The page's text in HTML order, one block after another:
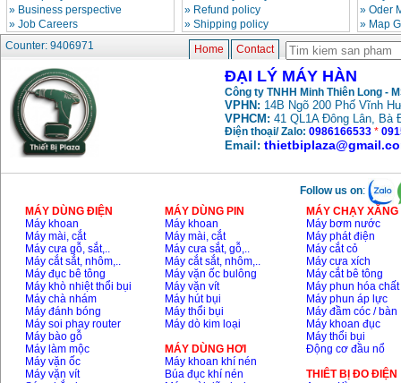
May han que dien tu
Hong ky HK 200Z
Price:2770000VND
Binh khi Co2, chai khi
co2 han Mig
Price:1750000
Price :50500000
May han que dien tu
KenMax ARC 315
Price:3550000VND
May han bam Hong
ky HB4KB (4KVA)
Price
» Business perspective
» Job Careers
» Refund policy
» Shipping policy
» Oder
» Map
Counter: 9406971
Home Contact
ĐẠI LÝ MÁY HÀN
Công ty TNHH Minh Thiên Long -
VPHN: 14B Ngõ 200 Phố Vĩnh
VPHCM: 41 QL1A Đông Lân, Bà
Điện thoại/ Zalo: 0986166533 *
Email:
Follow us on:
MÁY DÙNG ĐIỆN
Máy khoan
Máy mài, cắt
Máy cưa gỗ, sắt,..
Máy cắt sắt, nhôm,..
Máy đục bê tông
Máy khò nhiệt thổi bụi
Máy chà nhám
Máy đánh bóng
Máy soi phay router
Máy bào gỗ
Máy làm mộc
Máy vặn ốc
Máy vặn vít
MÁY DÙNG PIN
Máy khoan
Máy mài, cắt
Máy cưa sắt, gỗ,..
Máy cắt sắt, nhôm,..
Máy vặn ốc bulông
Máy vặn vít
Máy hút bụi
Máy thổi bụi
Máy dò kim loại
MÁY DÙNG HƠI
Máy khoan khí nén
Búa đục khí nén
MÁY CHẠY
Máy bơm nước
Máy phát điện
Máy cắt cỏ
Máy cưa xích
Máy cắt bê tông
Máy phun hóa chất
Máy phun áp lực
Máy đầm cóc / bàn
Máy khoan đục
Máy thổi bụi
Động cơ đầu nổ
THIÊT BỊ ĐO ĐIỆN